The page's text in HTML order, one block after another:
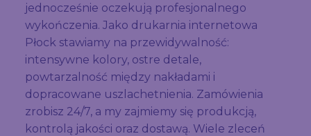
jednocześnie oczekują profesjonalnego
wykończenia. Jako drukarnia internetowa
Płock stawiamy na przewidywalność:
intensywne kolory, ostre detale,
powtarzalność między nakładami i
dopracowane uszlachetnienia. Zamówienia
zrobisz 24/7, a my zajmiemy się produkcją,
kontrolą jakości oraz dostawą. Wiele zleceń